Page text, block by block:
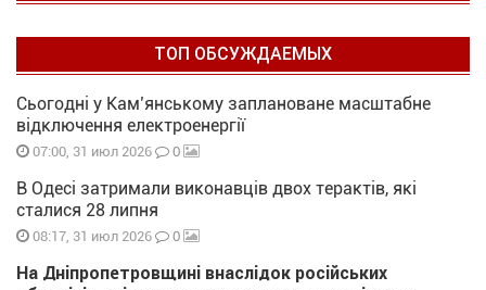
ТОП ОБСУЖДАЕМЫХ
Сьогодні у Кам’янському заплановане масштабне
відключення електроенергії
07:00, 31 июл 2026 0
В Одесі затримали виконавців двох терактів, які
сталися 28 липня
08:17, 31 июл 2026 0
На Дніпропетровщині внаслідок російських